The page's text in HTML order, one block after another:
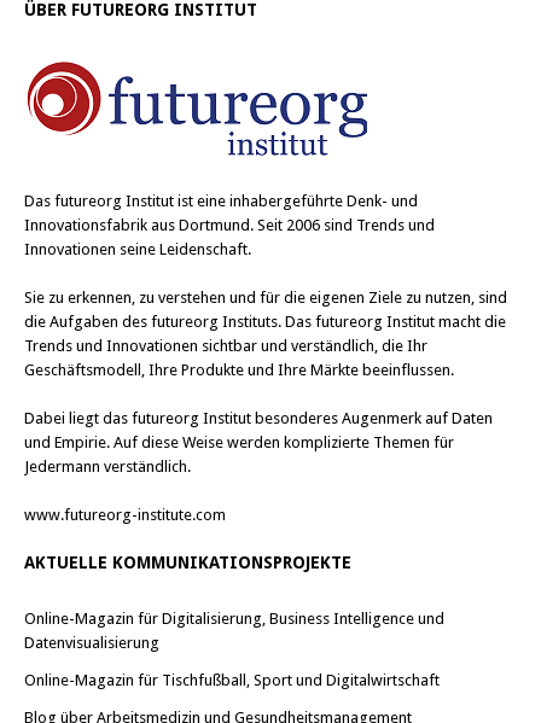
n
i
r
d
i
n
e
m
F
n
e
r
g
e
ö
f
n
e
t
)
n
d
n
m
F
n
e
r
g
e
ö
f
n
e
t
)
ÜBER FUTUREORG INSTITUT
Das futureorg Institut ist eine inhabergeführte Denk- und
Innovationsfabrik aus Dortmund. Seit 2006 sind Trends und
Innovationen seine Leidenschaft.
Sie zu erkennen, zu verstehen und für die eigenen Ziele zu nutzen, sind
die Aufgaben des futureorg Instituts. Das futureorg Institut macht die
Trends und Innovationen sichtbar und verständlich, die Ihr
Geschäftsmodell, Ihre Produkte und Ihre Märkte beeinflussen.
Dabei liegt das futureorg Institut besonderes Augenmerk auf Daten
und Empirie. Auf diese Weise werden komplizierte Themen für
Jedermann verständlich.
www.futureorg-institute.com
AKTUELLE KOMMUNIKATIONSPROJEKTE
Online-Magazin für Digitalisierung, Business Intelligence und
Datenvisualisierung
Online-Magazin für Tischfußball, Sport und Digitalwirtschaft
Blog über Arbeitsmedizin und Gesundheitsmanagement